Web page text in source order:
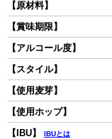
【原材料】
【賞味期限】
【アルコール度】
【スタイル】
【使用麦芽】
【使用ホップ】
【IBU】
IBUとは